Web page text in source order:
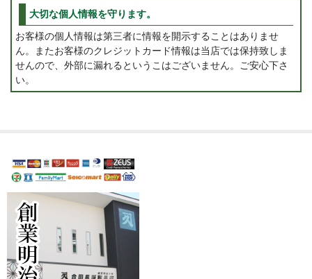
大切な個人情報を守ります。
お客様の個人情報は第三者に情報を開示することはありませ
ん。またお客様のクレジットカード情報は当店では保持致しま
せんので、外部に漏れるというこはございません。ご安心下さ
い。